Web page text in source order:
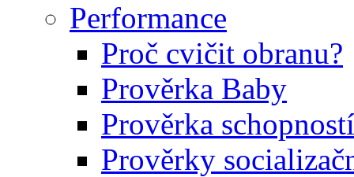
Performance
Proč cvičit obranu?
Prověrka Baby
Prověrka
Prověrky